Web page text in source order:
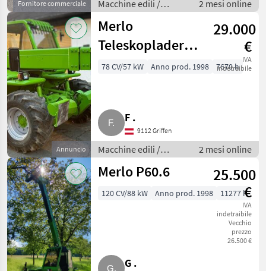
Fornitore commerciale
Macchine edili /
Caricatori telescopici
2 mesi online
Annuncio
Merlo
Teleskoplader
P35.13EVS
29.000
€
IVA
indetraibile
78 CV/57 kW Anno prod. 1998 7670 h
F .
9112 Griffen
Macchine edili /
Caricatori telescopici
2 mesi online
Merlo P60.6
25.500
€
IVA
indetraibile
Vecchio
prezzo
26.500 €
120 CV/88 kW Anno prod. 1998 11277 h
G .